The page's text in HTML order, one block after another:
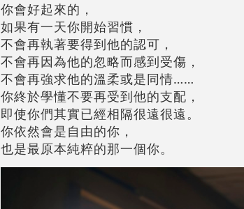
你會好起來的，
如果有一天你開始習慣，
不會再執著要得到他的認可，
不會再因為他的忽略而感到受傷，
不會再強求他的溫柔或是同情……
你終於學懂不要再受到他的支配，
即使你們其實已經相隔很遠很遠。
你依然會是自由的你，
也是最原本純粹的那一個你。